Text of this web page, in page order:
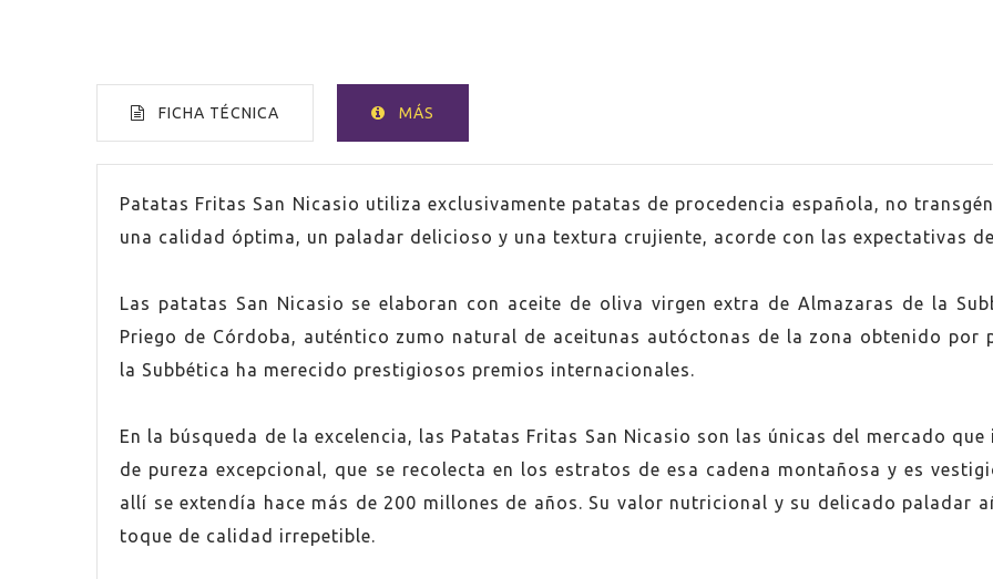
FICHA TÉCNICA MÁS
PAÍS España
Patatas Fritas San Nicasio utiliza exclusivamente patatas de procedencia española, no
una calidad óptima, un paladar delicioso y una textura crujiente, acorde con las expectativas
Las patatas San Nicasio se elaboran con aceite de oliva virgen extra de Almazaras de la
Priego de Córdoba, auténtico zumo natural de aceitunas autóctonas de la zona obtenido por
la Subbética ha merecido prestigiosos premios internacionales.
En la búsqueda de la excelencia, las Patatas Fritas San Nicasio son las únicas del mercado
de pureza excepcional, que se recolecta en los estratos de esa cadena montañosa y es
allí se extendía hace más de 200 millones de años. Su valor nutricional y su delicado paladar
toque de calidad irrepetible.